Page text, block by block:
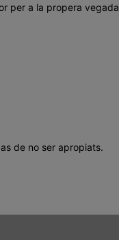
per a la propera vegada
de no ser apropiats.